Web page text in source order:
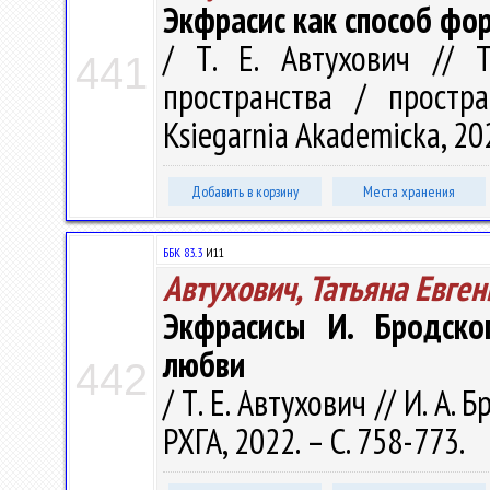
441
Экфрасис как способ
/ Т. Е. Автухович //
пространства /
Ksiegarnia Akademicka,
Добавить в корзину Места хранения
442
ББК 83..3 И11
Автухович, Татьяна
Экфрасисы И.
любви
/ Т. Е. Автухович // И. А.
РХГА, 2022. – С. 758-773.